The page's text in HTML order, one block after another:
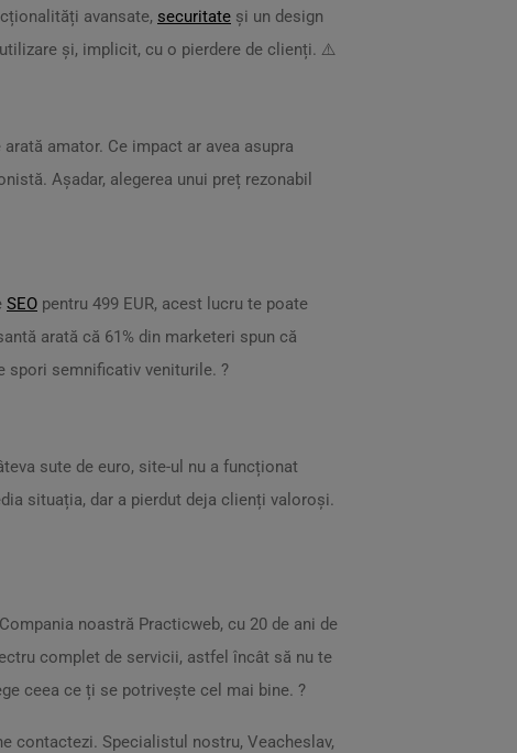
avansate, securitate și un design
și, implicit, cu o pierdere de clienți. ⚠️
amator. Ce impact ar avea asupra
Așadar, alegerea unui preț rezonabil
SEO pentru 499 EUR, acest lucru te poate
arată că 61% din marketeri spun că
spori semnificativ veniturile. ?
sute de euro, site-ul nu a funcționat
situația, dar a pierdut deja clienți valoroși.
noastră Practicweb, cu 20 de ani de
complet de servicii, astfel încât să nu te
ceea ce ți se potrivește cel mai bine. ?
contactezi. Specialistul nostru, Veacheslav,